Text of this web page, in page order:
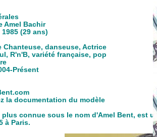
Amel Bachir
(29 ans)
danseuse, Actrice
R'n'B, variété française, pop
Présent
la documentation du modèle
plus connue sous le nom d'Amel Bent, est
à Paris.